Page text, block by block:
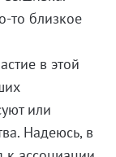
то близкое
в этой
или
Надеюсь, в